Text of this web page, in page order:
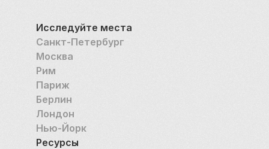
Исследуйте места
Санкт-Петербург
Москва
Рим
Париж
Берлин
Лондон
Нью-Йорк
Ресурсы